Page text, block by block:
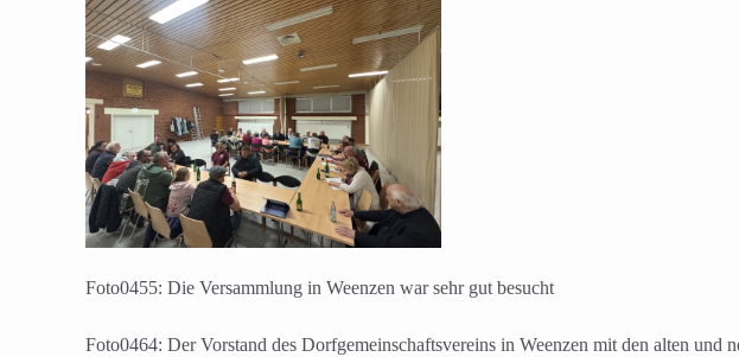
Foto0455: Die Versammlung in Weenzen war sehr gut besucht
Foto0464: Der Vorstand des Dorfgemeinschaftsvereins in Weenzen mit den alten und